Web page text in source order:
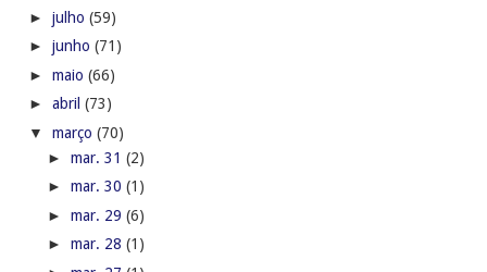
► julho (59)
► junho (71)
► maio (66)
► abril (73)
▼ março (70)
► mar. 31 (2)
► mar. 30 (1)
► mar. 29 (6)
► mar. 28 (1)